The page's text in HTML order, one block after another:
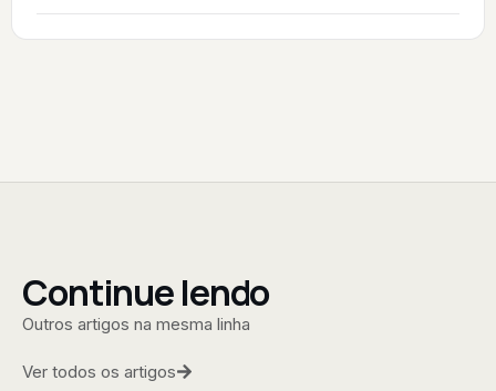
Continue lendo
Outros artigos na mesma linha
Ver todos os artigos